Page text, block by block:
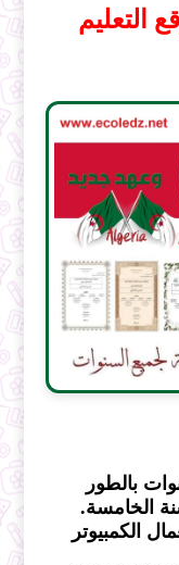
التعليم
بالطور
الخامسة.
الكمبيوتر